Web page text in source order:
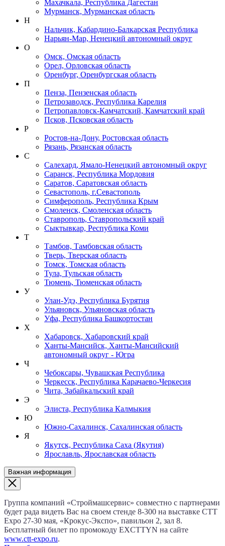
Махачкала, Республика Дагестан
Мурманск, Мурманская область
Н
Нальчик, Кабардино-Балкарская Республика
Нарьян-Мар, Ненецкий автономный округ
О
Омск, Омская область
Орел, Орловская область
Оренбург, Оренбургская область
П
Пенза, Пензенская область
Петрозаводск, Республика Карелия
Петропавловск-Камчатский, Камчатский край
Псков, Псковская область
Р
Ростов-на-Дону, Ростовская область
Рязань, Рязанская область
С
Салехард, Ямало-Ненецкий автономный округ
Саранск, Республика Мордовия
Саратов, Саратовская область
Севастополь, г.Севастополь
Симферополь, Республика Крым
Смоленск, Смоленская область
Ставрополь, Ставропольский край
Сыктывкар, Республика Коми
Т
Тамбов, Тамбовская область
Тверь, Тверская область
Томск, Томская область
Тула, Тульская область
Тюмень, Тюменская область
У
Улан-Удэ, Республика Бурятия
Ульяновск, Ульяновская область
Уфа, Республика Башкортостан
Х
Хабаровск, Хабаровский край
Ханты-Мансийск, Ханты-Мансийский
автономный округ - Югра
Ч
Чебоксары, Чувашская Республика
Черкесск, Республика Карачаево-Черкесия
Чита, Забайкальский край
Э
Элиста, Республика Калмыкия
Ю
Южно-Сахалинск, Сахалинская область
Я
Якутск, Республика Саха (Якутия)
Ярославль, Ярославская область
Важная информация
Группа компаний «Строймашсервис» совместно с партнерами
будет рада видеть Вас на своем стенде 8‑300 на выставке CTT
Expo 27‑30 мая, «Крокус‑Экспо», павильон 2, зал 8.
Бесплатный билет по промокоду EXCTTYN на сайте
www.сtt-expo.ru.